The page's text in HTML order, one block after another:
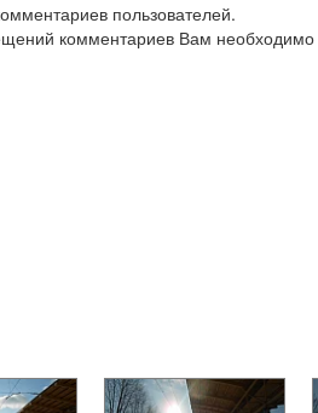
пользователей.
комментариев Вам необходимо